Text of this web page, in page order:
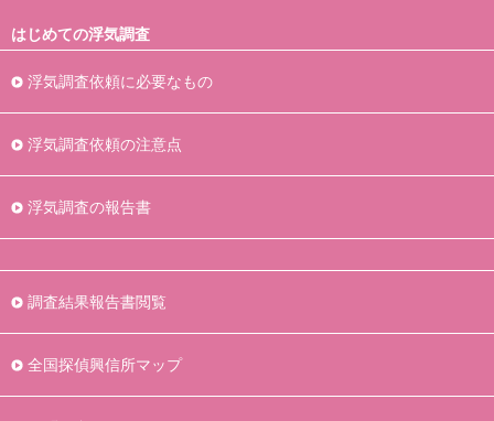
はじめての浮気調査
浮気調査依頼に必要なもの
浮気調査依頼の注意点
浮気調査の報告書
調査結果報告書閲覧
全国探偵興信所マップ